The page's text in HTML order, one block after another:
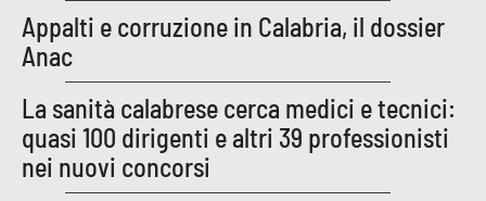
Appalti e corruzione in Calabria, il dossier
Anac
La sanità calabrese cerca medici e tecnici:
quasi 100 dirigenti e altri 39 professionisti
nei nuovi concorsi